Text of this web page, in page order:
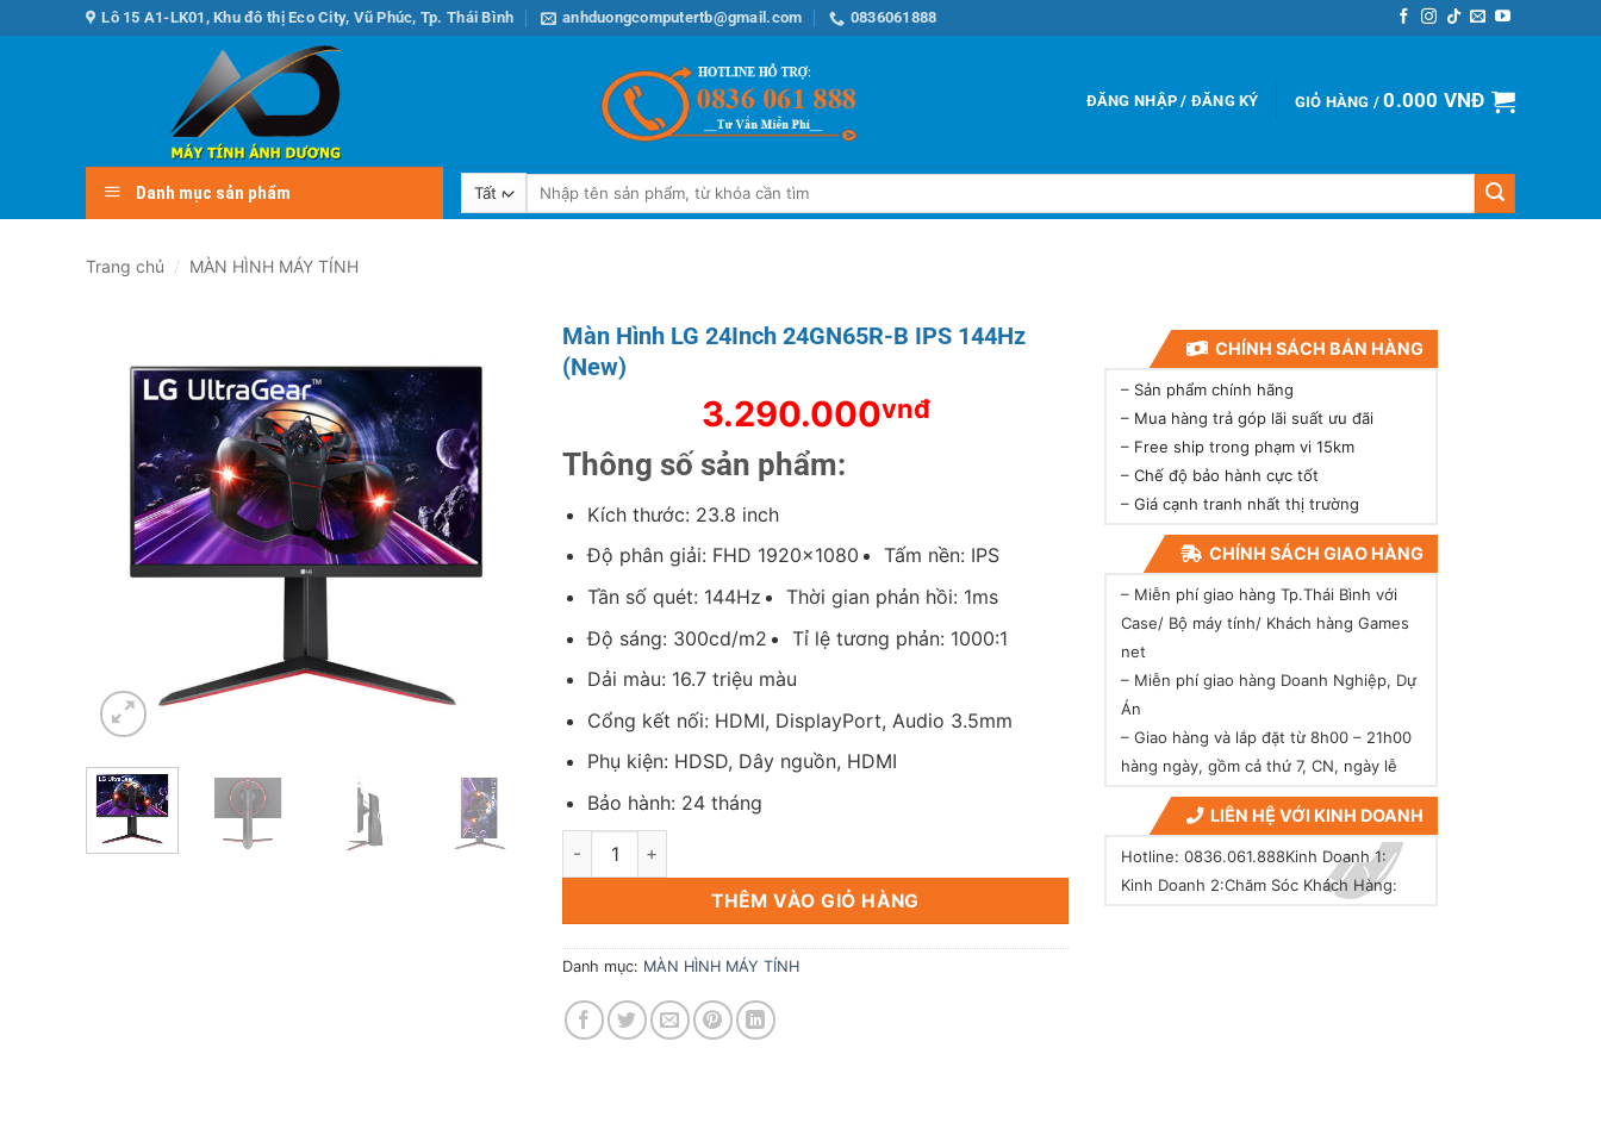
qua
Lô 15 A1-LK01, Khu đô thị Eco City, Vũ Phúc, Tp. Thái Bình anhduongcomputertb@gmail.com 0836061888
ĐĂNG NHẬP / ĐĂNG KÝ GIỎ HÀNG /0.000 VNĐ
Danh mục sản phẩm
Tìm
Trang chủ / MÀN HÌNH MÁY TÍNH
Màn Hình LG 24Inch 24GN65R-B IPS 144Hz
(New)
3.290.000vnđ
Thông số sản phẩm:
Kích thước: 23.8 inch
Độ phân giải: FHD 1920×1080
Tấm nền: IPS
Tần số quét: 144Hz
Thời gian phản hồi: 1ms
Độ sáng: 300cd/m2
Tỉ lệ tương phản: 1000:1
Dải màu: 16.7 triệu màu
Cổng kết nối: HDMI, DisplayPort, Audio 3.5mm
Phụ kiện: HDSD, Dây nguồn, HDMI
Bảo hành: 24 tháng
Màn Hình LG 24Inch 24GN65R-B IPS 144Hz (New) số lượng
THÊM VÀO GIỎ HÀNG
Danh mục: MÀN HÌNH MÁY TÍNH
CHÍNH SÁCH BÁN HÀNG
– Sản phẩm chính hãng
– Mua hàng trả góp lãi suất ưu đãi
– Free ship trong phạm vi 15km
– Chế độ bảo hành cực tốt
– Giá cạnh tranh nhất thị trường
CHÍNH SÁCH GIAO HÀNG
– Miễn phí giao hàng Tp.Thái Bình với
Case/ Bộ máy tính/ Khách hàng Games
net
– Miễn phí giao hàng Doanh Nghiệp, Dự
Án
– Giao hàng và lắp đặt từ 8h00 – 21h00
hàng ngày, gồm cả thứ 7, CN, ngày lễ
LIÊN HỆ VỚI KINH DOANH
Hotline: 0836.061.888Kinh Doanh 1:
Kinh Doanh 2:Chăm Sóc Khách Hàng: